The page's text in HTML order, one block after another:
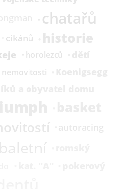
chatařů
cikánů historie
horolezců
nemovitosti
autoracing